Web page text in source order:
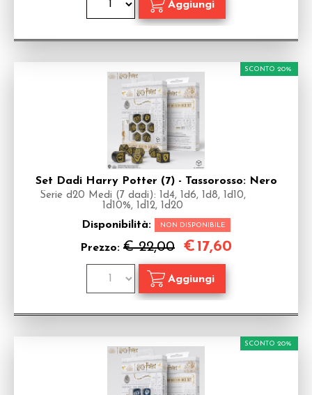
Set Dadi Harry Potter (7) - Tassorosso: Nero
Serie d20 Medi (7 dadi): 1d4, 1d6, 1d8, 1d10,
1d10%, 1d12, 1d20
Disponibilità: NON DISPONIBILE
Prezzo: € 22,00
SCONTO 20%
€17,60
SCONTO 20%